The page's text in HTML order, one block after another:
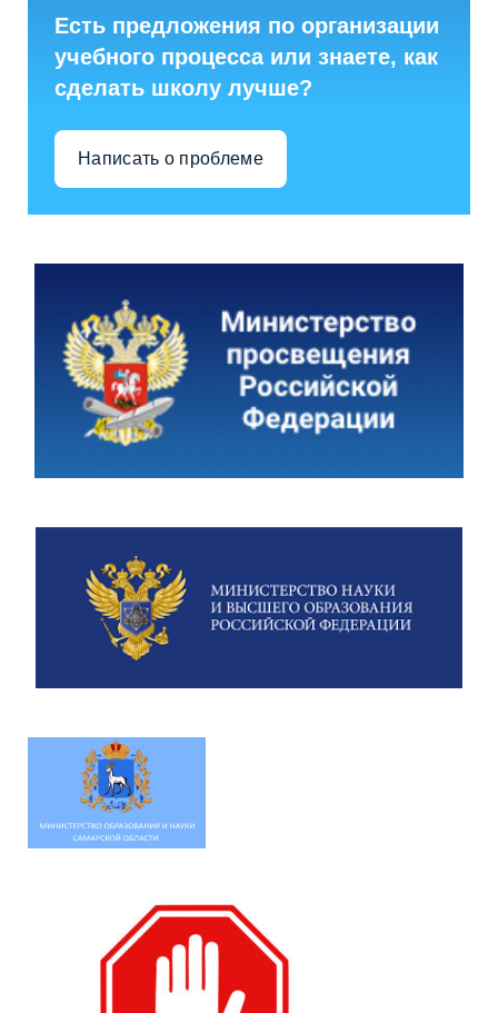
Есть предложения по организации
учебного процесса или знаете, как
сделать школу лучше?
Написать о проблеме